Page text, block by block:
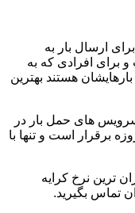
ارسال بار به
افرادی که به
هستند بهترین
های حمل بار در
برقرار است و تنها با
ترین نرخ کرایه
تماس بگیرید.